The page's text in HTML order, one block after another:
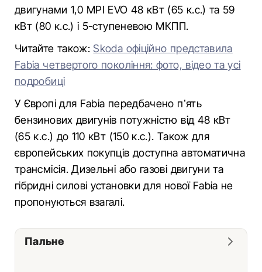
двигунами 1,0 MPI EVO 48 кВт (65 к.с.) та 59
кВт (80 к.с.) і 5-ступеневою МКПП.
Читайте також:Skoda офіційно представила
Fabia четвертого покоління: фото, відео та усі
подробиці
У Європі для Fabia передбачено пʼять
бензинових двигунів потужністю від 48 кВт
(65 к.с.) до 110 кВт (150 к.с.). Також для
європейських покупців доступна автоматична
трансмісія. Дизельні або газові двигуни та
гібридні силові установки для нової Fabia не
пропонуються взагалі.
Пальне